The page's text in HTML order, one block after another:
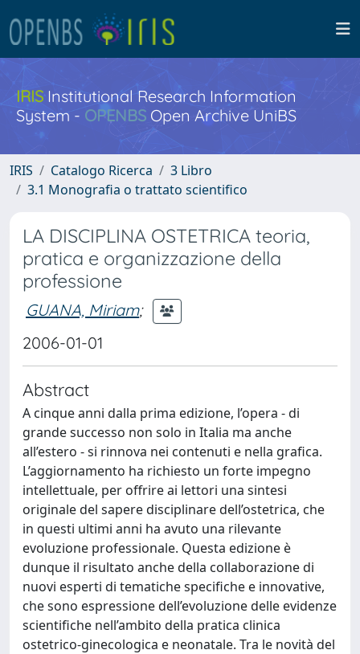
IRISInstitutional Research Information
System - OPENBS Open Archive UniBS
IRIS Catalogo Ricerca
3 Libro
3.1 Monografia o trattato scientifico
LA DISCIPLINA OSTETRICA teoria,
pratica e organizzazione della
professione
GUANA, Miriam;
2006-01-01
Abstract
A cinque anni dalla prima edizione, l’opera - di
grande successo non solo in Italia ma anche
all’estero - si rinnova nei contenuti e nella grafica.
L’aggiornamento ha richiesto un forte impegno
intellettuale, per offrire ai lettori una sintesi
originale del sapere disciplinare dell’ostetrica, che
in questi ultimi anni ha avuto una rilevante
evoluzione professionale. Questa edizione è
dunque il risultato anche della collaborazione di
nuovi esperti di tematiche specifiche e innovative,
che sono espressione dell’evoluzione delle evidenze
scientifiche nell’ambito della pratica clinica
ostetrico-ginecologica e neonatale. Tra le novità del